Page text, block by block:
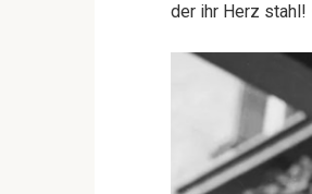
der ihr Herz stahl!